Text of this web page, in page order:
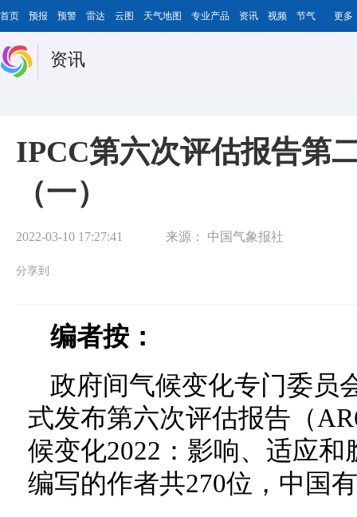
首页 预报 预警 雷达 云图 天气地图 专业产品 资讯 视频 节气 更多
资讯
IPCC第六次评估报告第
（一）
2022-03-10 17:27:41 来源： 中国气象报社
分享到
编者按：
政府间气候变化专门委员
式发布第六次评估报告（
候变化2022：影响、适应
编写的作者共270位，中国